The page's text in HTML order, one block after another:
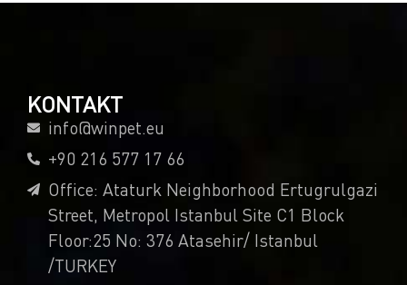
KONTAKT
info@winpet.eu
+90 216 577 17 66
Office: Ataturk Neighborhood Ertugrulgazi
Street, Metropol Istanbul Site C1 Block
Floor:25 No: 376 Atasehir/ Istanbul
/TURKEY